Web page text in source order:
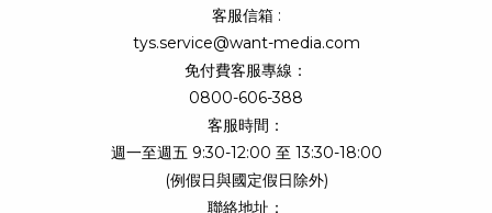
客服信箱 :
tys.service@want-media.com
免付費客服專線：
0800-606-388
客服時間：
週一至週五 9:30-12:00 至 13:30-18:00
(例假日與國定假日除外)
聯絡地址：